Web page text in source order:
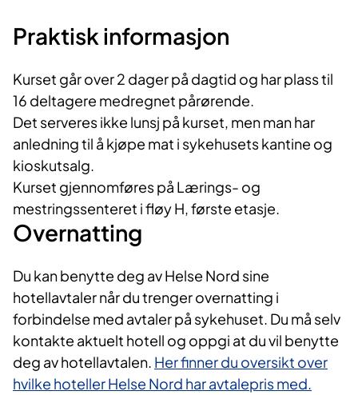
Praktisk informasjon
Kurset går over 2 dager på dagtid og har plass til
16 deltagere medregnet pårørende.
Det serveres ikke lunsj på kurset, men man har
anledning til å kjøpe mat i sykehusets kantine og
kioskutsalg.
Kurset gjennomføres på Lærings- og
mestringssenteret i fløy H, første etasje.
Overnatting
Du kan benytte deg av Helse Nord sine
hotellavtaler når du trenger overnatting i
forbindelse med avtaler på sykehuset. Du må selv
kontakte aktuelt hotell og oppgi at du vil benytte
deg av hotellavtalen. Her finner du oversikt over
hvilke hoteller Helse Nord har avtalepris med.